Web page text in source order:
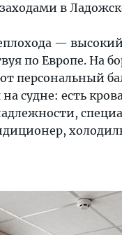
в
—
по Европе. На
персональный
судне: есть